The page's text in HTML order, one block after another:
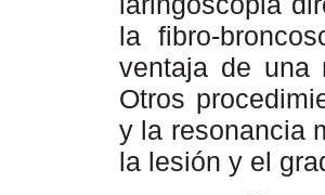
la fibro-
ventaja de una
Otros
y la resonancia
la lesión y el